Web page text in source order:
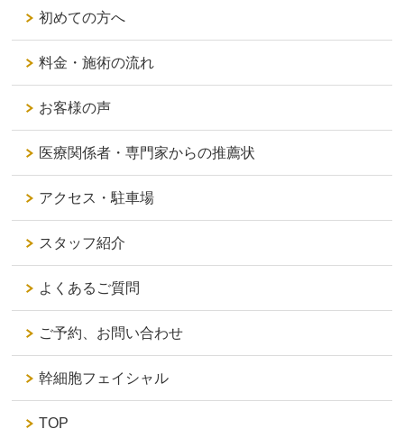
初めての方へ
料金・施術の流れ
お客様の声
医療関係者・専門家からの推薦状
アクセス・駐車場
スタッフ紹介
よくあるご質問
ご予約、お問い合わせ
幹細胞フェイシャル
TOP